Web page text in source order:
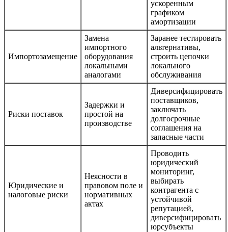
ускоренным
графиком
амортизации
Импортозамещение
Замена
импортного
оборудования
локальными
аналогами
Заранее тестировать
альтернативы,
строить цепочки
локального
обслуживания
Риски поставок
Задержки и
простой на
производстве
Диверсифицировать
поставщиков,
заключать
долгосрочные
соглашения на
запасные части
Юридические и
налоговые риски
Неясности в
правовом поле и
нормативных
актах
Проводить
юридический
мониторинг,
выбирать
контрагента с
устойчивой
репутацией,
диверсифицировать
юрсубъекты